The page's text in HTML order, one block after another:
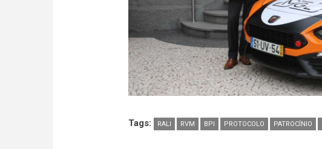
Tags: RALI RVM BPI PROTOCOLO PATROCÍNIO